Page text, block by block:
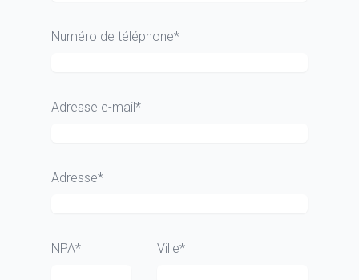
Numéro de téléphone*
Adresse e-mail*
Adresse*
NPA* Ville*